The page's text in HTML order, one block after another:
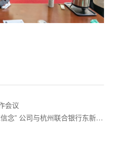
会议
念” 公司与杭州联合银行东新支